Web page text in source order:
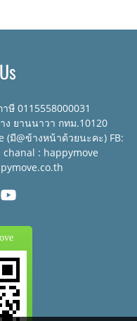
ษี 0115558000031
ง ยานนาวา กทม.10120
(มี@ข้างหน้าด้วยนะคะ) FB:
: happymove